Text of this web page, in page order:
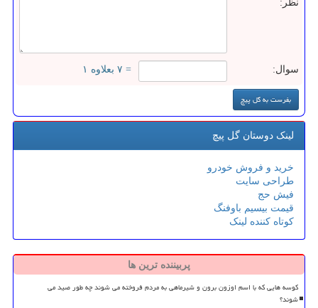
نظر:
سوال: = ۷ بعلاوه ۱
لینک دوستان گل پیچ
خرید و فروش خودرو
طراحی سایت
فیش حج
قیمت بیسیم باوفنگ
کوتاه کننده لینک
پربیننده ترین ها
کوسه هایی که با اسم اوزون برون و شیرماهی به مردم فروخته می شوند چه طور صید می
شوند؟